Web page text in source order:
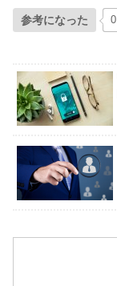
参考になった 0